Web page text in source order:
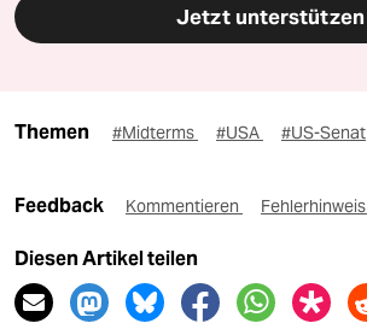
Jetzt unterstützen
Themen #Midterms #USA #US-Senat
Feedback Kommentieren Fehlerhinweis
Diesen Artikel teilen